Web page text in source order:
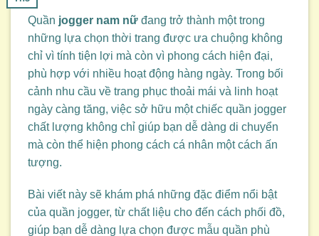
Quần jogger nam nữ đang trở thành một trong
những lựa chọn thời trang được ưa chuộng không
chỉ vì tính tiện lợi mà còn vì phong cách hiện đại,
phù hợp với nhiều hoạt động hàng ngày. Trong bối
cảnh nhu cầu về trang phục thoải mái và linh hoạt
ngày càng tăng, việc sở hữu một chiếc quần jogger
chất lượng không chỉ giúp bạn dễ dàng di chuyển
mà còn thể hiện phong cách cá nhân một cách ấn
tượng.
Bài viết này sẽ khám phá những đặc điểm nổi bật
của quần jogger, từ chất liệu cho đến cách phối đồ,
giúp bạn dễ dàng lựa chọn được mẫu quần phù